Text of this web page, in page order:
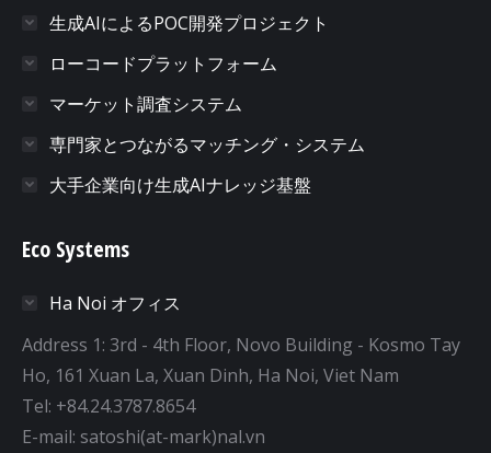
生成AIによるPOC開発プロジェクト
ローコードプラットフォーム
マーケット調査システム
専門家とつながるマッチング・システム
大手企業向け生成AIナレッジ基盤
Eco Systems
Ha Noi オフィス
Address 1: 3rd - 4th Floor, Novo Building - Kosmo Tay
Ho, 161 Xuan La, Xuan Dinh, Ha Noi, Viet Nam
Tel: +84.24.3787.8654
E-mail: satoshi(at-mark)nal.vn